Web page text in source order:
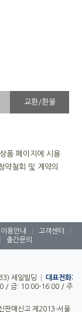
교환/환불
품 페이지에 시용
약철회 및 계약의
이용안내 고객센터
출간문의
세일빌딩
대표전화:
/ 금: 10:00-16:00 / 주
판매신고 제2013-서울